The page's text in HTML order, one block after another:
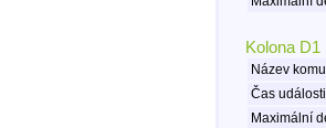
Kolona D1
Název
Čas události
Maximální